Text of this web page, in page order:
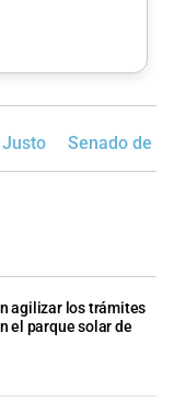
Senado de
agilizar los trámites
el parque solar de